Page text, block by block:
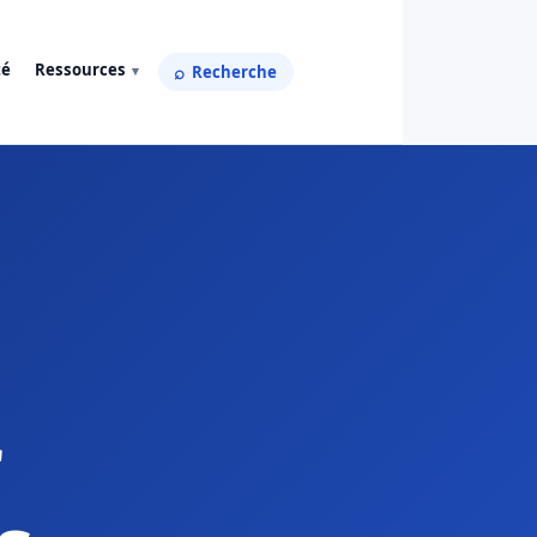
Ressources Recherche